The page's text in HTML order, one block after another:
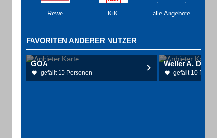
Rewe KiK alle Angebote
FAVORITEN ANDERER NUTZER
GOA
gefällt 10 Personen gefällt 10